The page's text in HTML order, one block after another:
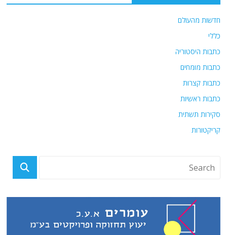
חדשות מהעולם
כללי
כתבות היסטוריה
כתבות מומחים
כתבות קצרות
כתבות ראשיות
סקירות תשתית
קריקטורות